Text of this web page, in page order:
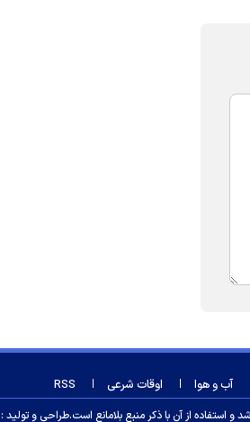
آب و هوا اوقات شرعی RSS
استفاده از آن با ذکر منبع بلامانع است.طراحی و تولید :